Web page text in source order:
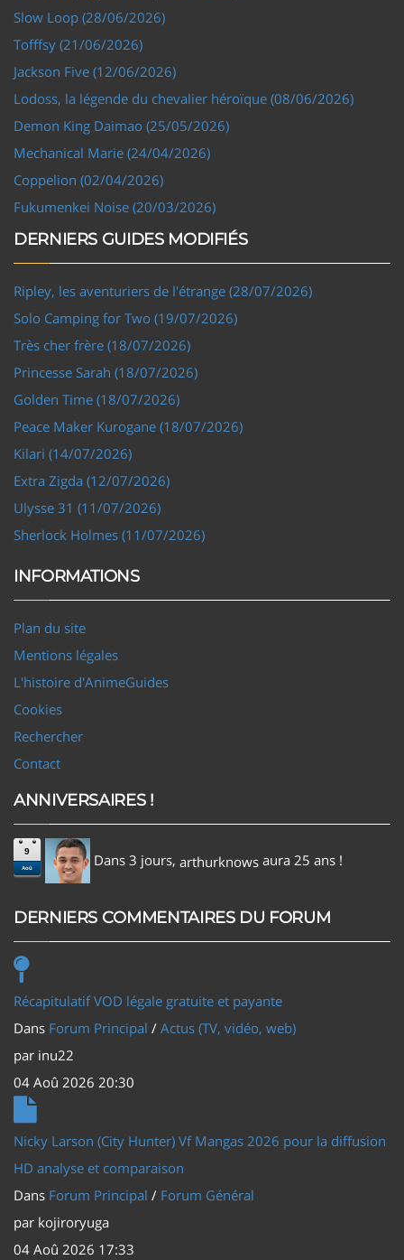
Slow Loop (28/06/2026)
Tofffsy (21/06/2026)
Jackson Five (12/06/2026)
Lodoss, la légende du chevalier héroïque (08/06/2026)
Demon King Daimao (25/05/2026)
Mechanical Marie (24/04/2026)
Coppelion (02/04/2026)
Fukumenkei Noise (20/03/2026)
DERNIERS GUIDES MODIFIÉS
Ripley, les aventuriers de l'étrange (28/07/2026)
Solo Camping for Two (19/07/2026)
Très cher frère (18/07/2026)
Princesse Sarah (18/07/2026)
Golden Time (18/07/2026)
Peace Maker Kurogane (18/07/2026)
Kilari (14/07/2026)
Extra Zigda (12/07/2026)
Ulysse 31 (11/07/2026)
Sherlock Holmes (11/07/2026)
INFORMATIONS
Plan du site
Mentions légales
L'histoire d'AnimeGuides
Cookies
Rechercher
Contact
ANNIVERSAIRES !
9
Aoû Dans 3 jours, arthurknows aura 25 ans !
DERNIERS COMMENTAIRES DU FORUM
Récapitulatif VOD légale gratuite et payante
Dans Forum Principal / Actus (TV, vidéo, web)
par inu22
04 Aoû 2026 20:30
Nicky Larson (City Hunter) Vf Mangas 2026 pour la diffusion
HD analyse et comparaison
Dans Forum Principal / Forum Général
par kojiroryuga
04 Aoû 2026 17:33